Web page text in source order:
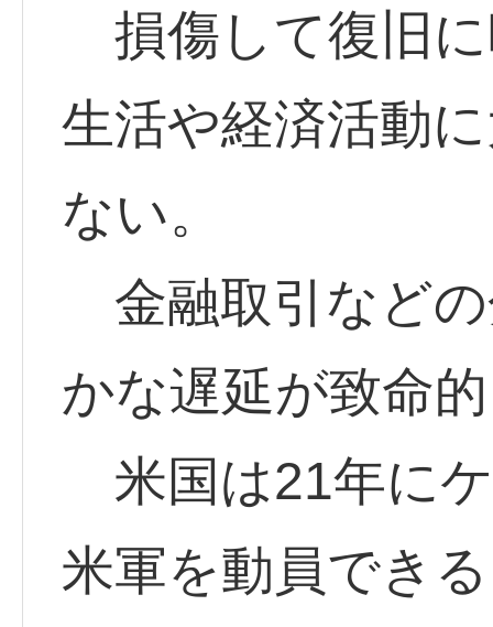
損傷して復旧
生活や経済活動
ない。
金融取引など
かな遅延が致命
米国は21年に
米軍を動員でき